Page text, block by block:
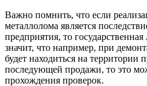
Важно помнить, что если
металлолома является
предприятия, то
значит, что например, при
будет находиться на территории
последующей продажи, то это
прохождения проверок.